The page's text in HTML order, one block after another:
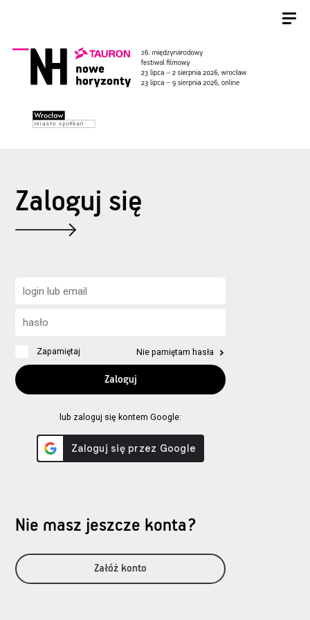
Zaloguj się
Zapamiętaj Nie pamiętam hasła
lub zaloguj się kontem Google:
Nie masz jeszcze konta?
Załóż konto